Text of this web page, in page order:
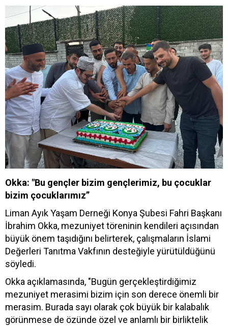
Okka: "Bu gençler bizim gençlerimiz, bu çocuklar
bizim çocuklarımız”
Liman Ayık Yaşam Derneği Konya Şubesi Fahri Başkanı
İbrahim Okka, mezuniyet töreninin kendileri açısından
büyük önem taşıdığını belirterek, çalışmaların İslami
Değerleri Tanıtma Vakfının desteğiyle yürütüldüğünü
söyledi.
Okka açıklamasında, "Bugün gerçekleştirdiğimiz
mezuniyet merasimi bizim için son derece önemli bir
merasim. Burada sayı olarak çok büyük bir kalabalık
görünmese de özünde özel ve anlamlı bir birliktelik